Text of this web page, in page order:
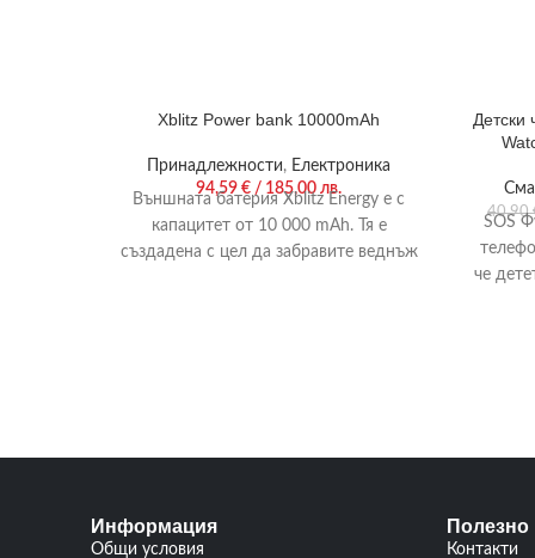
Xblitz Power bank 10000mAh
Принадлежности, Електроника
94,59 € / 185,00 лв.
Външната батерия Xblitz Energy е с
капацитет от 10 000 mAh. Тя е
създадена с цел да забравите веднъж
Детски
40,90
SOS
че
Информация
Общи условия
Полезно
Контакти